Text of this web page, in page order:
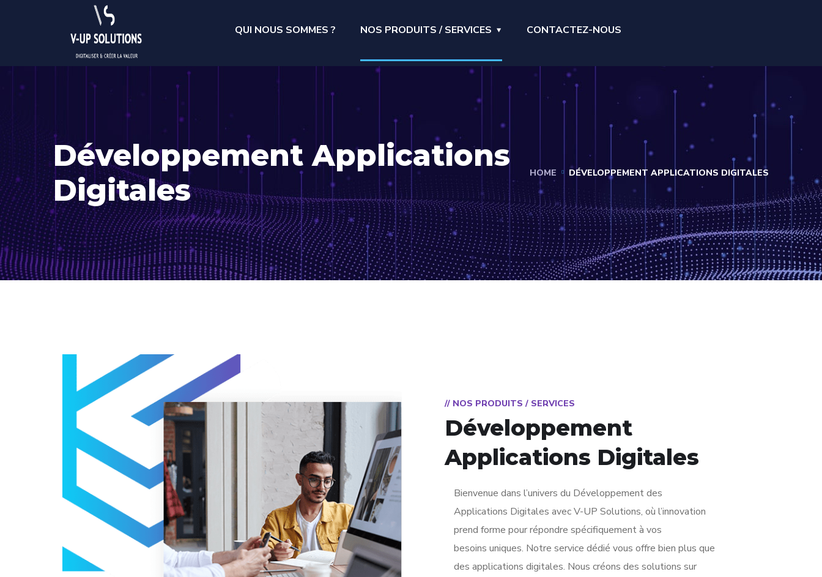
QUI NOUS SOMMES ? NOS PRODUITS / SERVICES CONTACTEZ-NOUS
Développement Applications
Digitales
HOME DÉVELOPPEMENT APPLICATIONS DIGITALES
// NOS PRODUITS / SERVICES
Développement
Applications Digitales
Bienvenue dans l’univers du Développement des
Applications Digitales avec V-UP Solutions, où l’innovation
prend forme pour répondre spécifiquement à vos
besoins uniques. Notre service dédié vous offre bien plus que
des applications digitales. Nous créons des solutions sur